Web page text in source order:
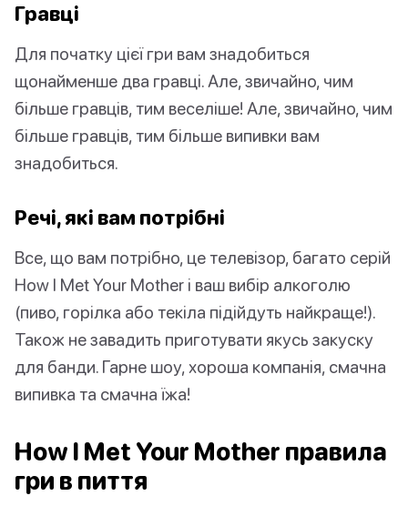
Гравці
Для початку цієї гри вам знадобиться
щонайменше два гравці. Але, звичайно, чим
більше гравців, тим веселіше! Але, звичайно, чим
більше гравців, тим більше випивки вам
знадобиться.
Речі, які вам потрібні
Все, що вам потрібно, це телевізор, багато серій
How I Met Your Mother і ваш вибір алкоголю
(пиво, горілка або текіла підійдуть найкраще!).
Також не завадить приготувати якусь закуску
для банди. Гарне шоу, хороша компанія, смачна
випивка та смачна їжа!
How I Met Your Mother правила
гри в пиття